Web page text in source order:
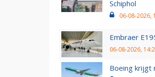
Schiphol
06-08-2026,
Embraer
06-08-2026,
Boeing krijgt